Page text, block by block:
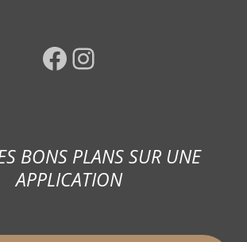
Facebook Instagram
BONS PLANS SUR UNE
APPLICATION